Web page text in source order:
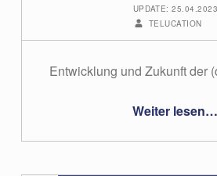
UPDATE: 25.04.2023
TELUCATION
Entwicklung und Zukunft der
Weiter lesen…